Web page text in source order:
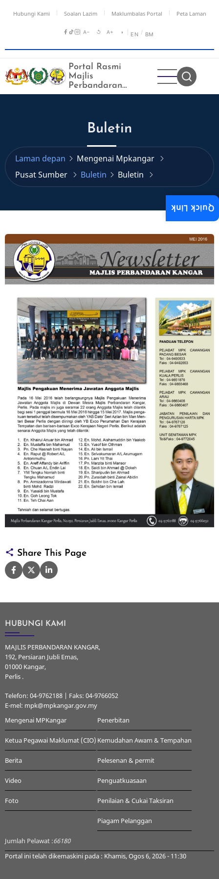
Hubungi Kami Soalan Lazim Maklumbalas Portal Peta Laman
A− ↺ A+ ◑ EN / BM
Portal Rasmi
Majlis
Perbandaran
Kangar
Buletin
Laman depan
Mengenai Mpkangar
Pusat Sumber
Buletin Buletin
Image
Share This Page
HUBUNGI KAMI
MAJLIS PERBANDARAN KANGAR,
192, Persiaran Jubli Emas,
01000 Kangar,
Perlis .
Telefon: 04-9762188 | Faks: 04-9766052
E-mel: mpk@mpkangar.gov.my
Mengenai MPKangar
Ketua Pegawai Maklumat (CIO)
Berita
Video
Foto
Penerbitan
Kemudahan Awam & Tempahan
Pelesenan & permit
Penguatkuasaan
Penilaian & Cukai Taksiran
Piagam Pelanggan
Jumlah Pelawat :66180
Portal ini telah dikemaskini pada : Khamis, Ogos 6, 2026 - 11:30
Quick Link